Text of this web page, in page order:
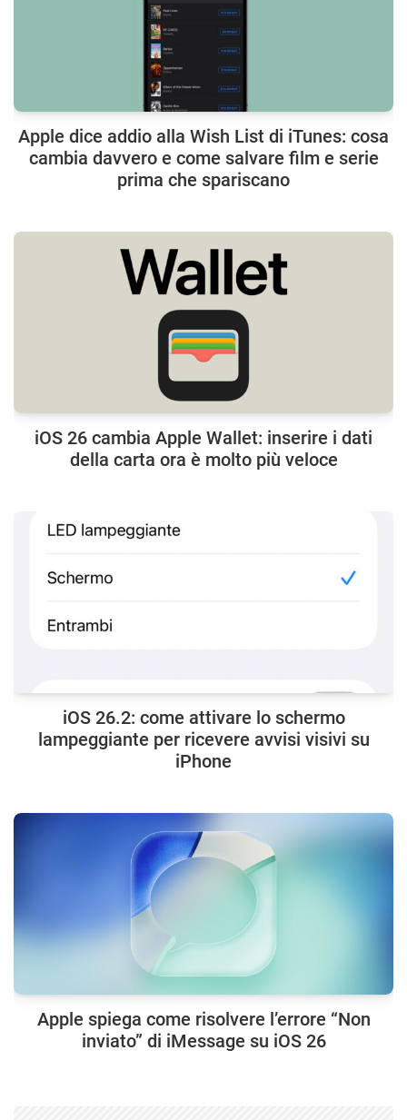
Apple dice addio alla Wish List di iTunes: cosa
cambia davvero e come salvare film e serie
prima che spariscano
iOS 26 cambia Apple Wallet: inserire i dati
della carta ora è molto più veloce
iOS 26.2: come attivare lo schermo
lampeggiante per ricevere avvisi visivi su
iPhone
Apple spiega come risolvere l’errore “Non
inviato” di iMessage su iOS 26